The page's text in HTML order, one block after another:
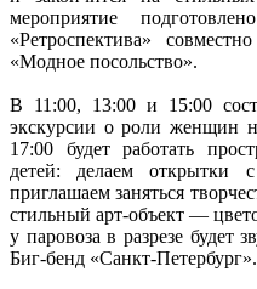
мероприятие
«Ретроспектива»
«Модное посольство».
В 11:00, 13:00 и 15:00
экскурсии о роли женщин
17:00 будет работать
детей: делаем открытки
приглашаем заняться
стильный арт-объект —
у паровоза в разрезе будет
Биг-бенд «Санкт-Петербург».